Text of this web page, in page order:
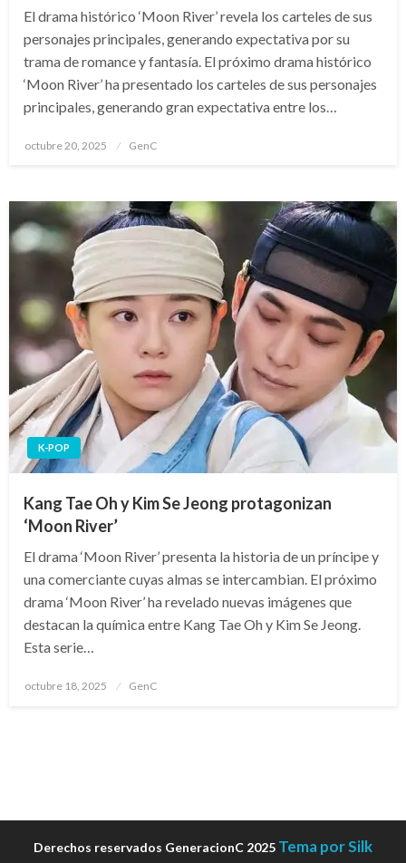
El drama histórico ‘Moon River’ revela los carteles de sus
personajes principales, generando expectativa por su
trama de romance y fantasía. El próximo drama histórico
‘Moon River’ ha presentado los carteles de sus personajes
principales, generando gran expectativa entre los…
Publicado
octubre 20, 2025 GenC
K-POP
Kang Tae Oh y Kim Se Jeong protagonizan
‘Moon River’
El drama ‘Moon River’ presenta la historia de un príncipe y
una comerciante cuyas almas se intercambian. El próximo
drama ‘Moon River’ ha revelado nuevas imágenes que
destacan la química entre Kang Tae Oh y Kim Se Jeong.
Esta serie…
Publicado
octubre 18, 2025 GenC
Derechos reservados GeneracionC 2025 Tema por Silk